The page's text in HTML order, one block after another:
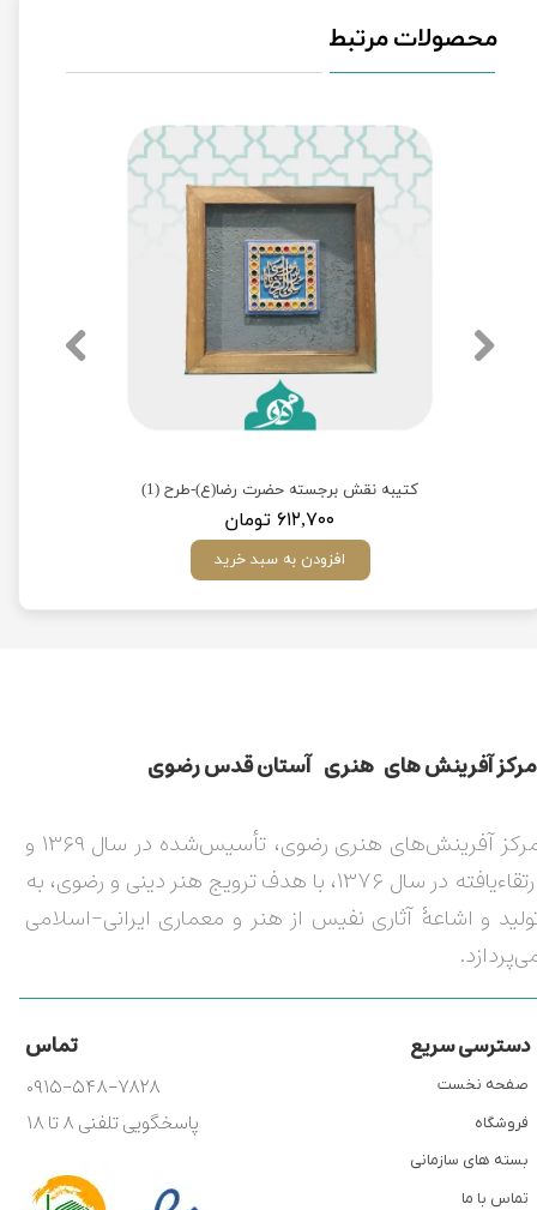
محصولات مرتبط
کتیبه نقش برجسته حضرت رضا(ع)-طرح (1)
۶۱۲,۷۰۰ تومان
افزودن به سبد خرید
مركز آفرينش های هنری آستان قدس رضوی​​​​​​​​​​​​​​
مرکز آفرینش‌های هنری رضوی، تأسیس‌شده در سال ۱۳۶۹ و
ارتقاءیافته در سال ۱۳۷۶، با هدف ترویج هنر دینی و رضوی، به
و اشاعۀ آثاری نفیس از هنر و معماری ایرانی-اسلامی
دسترسی سریع تماس
۰۹۱۵-۵۴۸-۷۸۲۸
پاسخگویی تلفنی ۸ تا ۱۸
صفحه نخست
فروشگاه
بسته های سازمانی
تماس با ما